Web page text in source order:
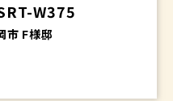
W375
市 F様邸